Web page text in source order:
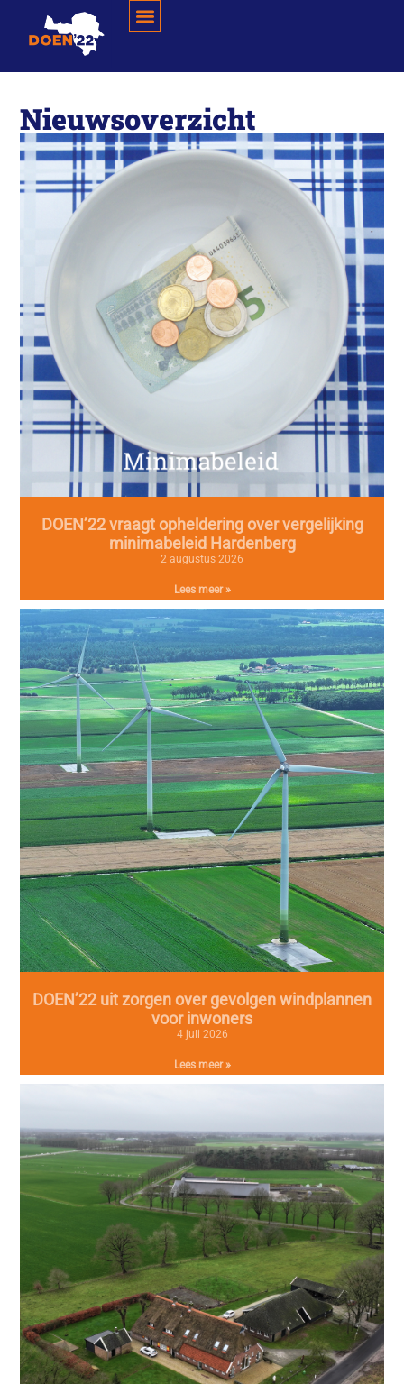
Nieuwsoverzicht
DOEN’22 vraagt opheldering over vergelijking
minimabeleid Hardenberg
2 augustus 2026
Lees meer »
DOEN’22 uit zorgen over gevolgen windplannen
voor inwoners
4 juli 2026
Lees meer »